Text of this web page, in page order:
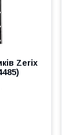
Zerix